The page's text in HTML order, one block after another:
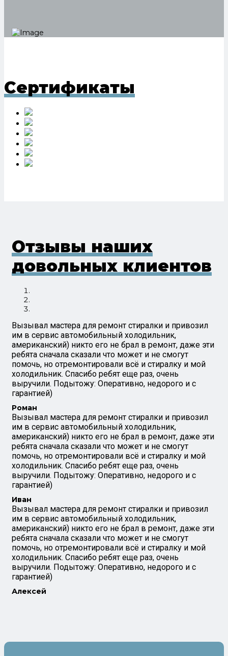
Сертификаты
Отзывы наших
довольных клиентов
Вызывал мастера для ремонт стиралки и привозил
им в сервис автомобильный холодильник,
американский) никто его не брал в ремонт, даже эти
ребята сначала сказали что может и не смогут
помочь, но отремонтировали всё и стиралку и мой
холодильник. Спасибо ребят еще раз, очень
выручили. Подытожу: Оперативно, недорого и с
гарантией)
Роман
Вызывал мастера для ремонт стиралки и привозил
им в сервис автомобильный холодильник,
американский) никто его не брал в ремонт, даже эти
ребята сначала сказали что может и не смогут
помочь, но отремонтировали всё и стиралку и мой
холодильник. Спасибо ребят еще раз, очень
выручили. Подытожу: Оперативно, недорого и с
гарантией)
Иван
Вызывал мастера для ремонт стиралки и привозил
им в сервис автомобильный холодильник,
американский) никто его не брал в ремонт, даже эти
ребята сначала сказали что может и не смогут
помочь, но отремонтировали всё и стиралку и мой
холодильник. Спасибо ребят еще раз, очень
выручили. Подытожу: Оперативно, недорого и с
гарантией)
Алексей